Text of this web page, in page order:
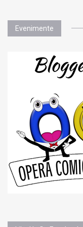
Evenimente